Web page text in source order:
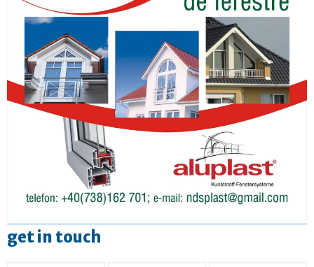
get in touch